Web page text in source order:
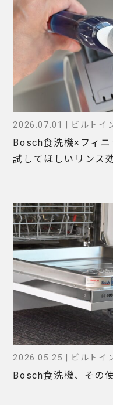
2026.07.01 | ビルトイ
Bosch食洗機×フィニ
試してほしいリンス
2026.05.25 | ビルトイ
Bosch食洗機、その